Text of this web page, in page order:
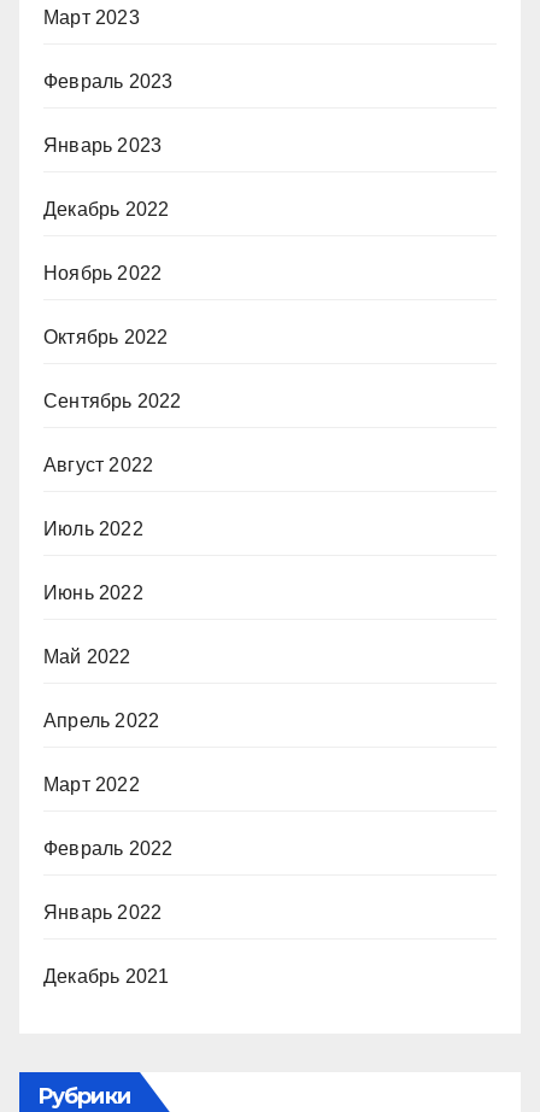
Март 2023
Февраль 2023
Январь 2023
Декабрь 2022
Ноябрь 2022
Октябрь 2022
Сентябрь 2022
Август 2022
Июль 2022
Июнь 2022
Май 2022
Апрель 2022
Март 2022
Февраль 2022
Январь 2022
Декабрь 2021
Рубрики